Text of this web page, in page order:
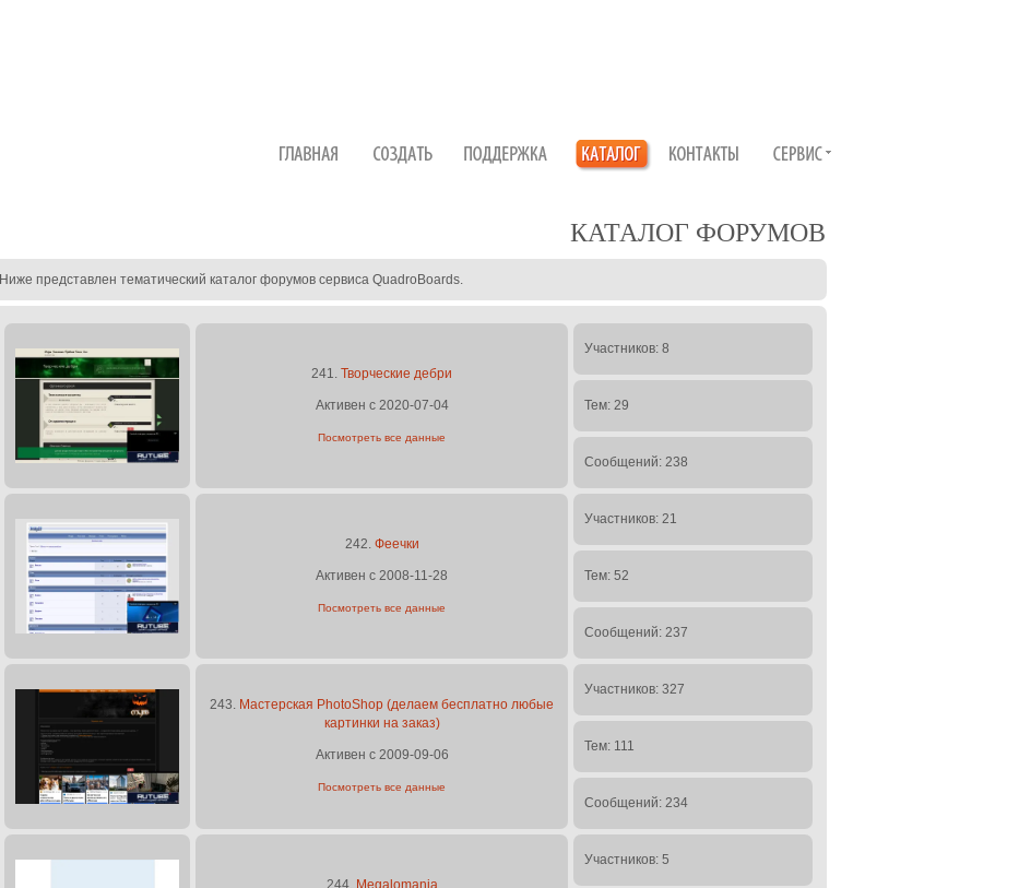
КАТАЛОГ ФОРУМОВ
Ниже представлен тематический каталог форумов сервиса QuadroBoards.
241. Творческие дебри
Активен с 2020-07-04
Посмотреть все данные
Участников: 8
Тем: 29
Сообщений: 238
242. Феечки
Активен с 2008-11-28
Посмотреть все данные
Участников: 21
Тем: 52
Сообщений: 237
243. Мастерская PhotoShop (делаем бесплатно любые
картинки на заказ)
Активен с 2009-09-06
Посмотреть все данные
Участников: 327
Тем: 111
Сообщений: 234
244. Megalomania
Участников: 5